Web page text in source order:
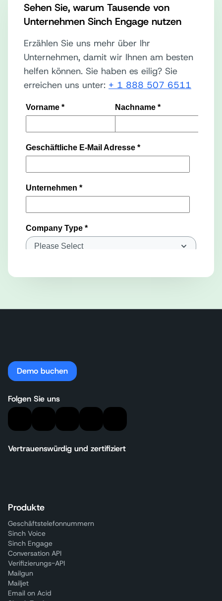
Sehen Sie, warum Tausende von
Unternehmen Sinch Engage nutzen
Erzählen Sie uns mehr über Ihr
Unternehmen, damit wir Ihnen am besten
helfen können. Sie haben es eilig? Sie
erreichen uns unter: + 1 888 507 6511
Demo buchen
Folgen Sie uns
Vertrauenswürdig und zertifiziert
Produkte
Geschäftstelefonnummern
Sinch Voice
Sinch Engage
Conversation API
Verifizierungs-API
Mailgun
Mailjet
Email on Acid